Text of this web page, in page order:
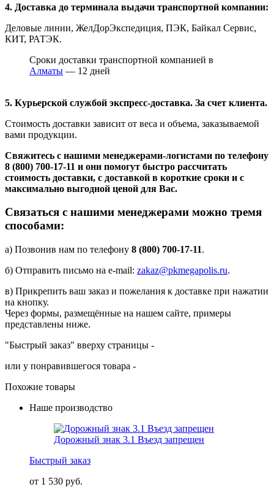
4. Доставка до терминала выдачи транспортной компании:
Деловые линии, ЖелДорЭкспедиция, ПЭК, Байкал Сервис,
КИТ, РАТЭК.
Сроки доставки транспортной компанией в
Алматы — 12 дней
5. Курьерской службой экспресс-доставка. За счет клиента.
Стоимость доставки зависит от веса и объема, заказываемой
вами продукции.
Свяжитесь с нашими менеджерами-логистами по телефону
8 (800) 700-17-11 и они помогут быстро рассчитать
стоимость доставки, с доставкой в короткие сроки и с
максимально выгодной ценой для Вас.
Связаться с нашими менеджерами можно тремя
способами:
а) Позвонив нам по телефону 8 (800) 700-17-11.
б) Отправить письмо на e-mail: zakaz@pkmegapolis.ru.
в) Прикрепить ваш заказ и пожелания к доставке при нажатии
на кнопку.
Через формы, размещённые на нашем сайте, примеры
представлены ниже.
"Быстрый заказ" вверху страницы -
или у понравившегося товара -
Похожие товары
Наше производство
Дорожный знак 3.1 Въезд запрещен
Быстрый заказ
от 1 530 руб.